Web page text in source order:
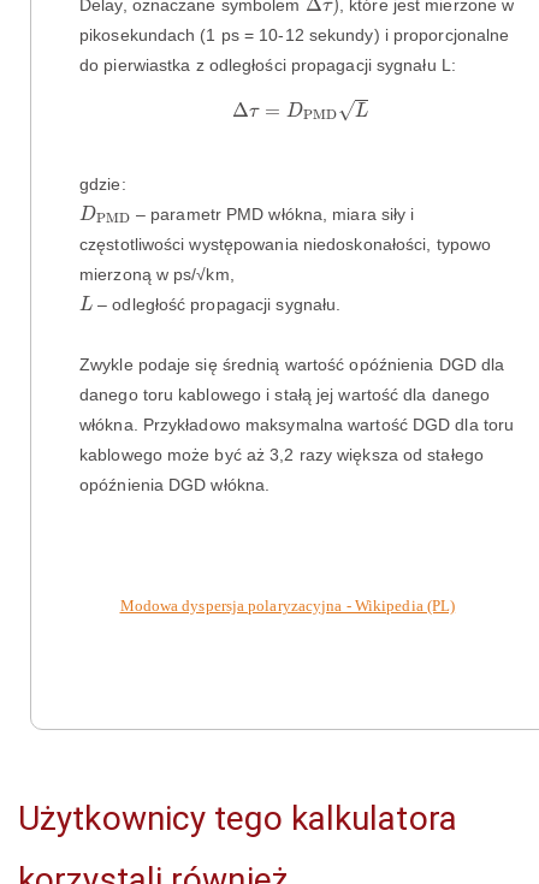
Delay, oznaczane symbolem τ
, które jest mierzone w
pikosekundach (1 ps = 10-12 sekundy) i proporcjonalne
do pierwiastka z odległości propagacji sygnału L:
Δτ = DPMD√L
DPMD
gdzie:
DPMD
DPMD – parametr PMD włókna, miara siły i
częstotliwości występowania niedoskonałości, typowo
mierzoną w ps/√km,
L
L – odległość propagacji sygnału.
Zwykle podaje się średnią wartość opóźnienia DGD dla
danego toru kablowego i stałą jej wartość dla danego
włókna. Przykładowo maksymalna wartość DGD dla toru
kablowego może być aż 3,2 razy większa od stałego
opóźnienia DGD włókna.
Modowa dyspersja polaryzacyjna - Wikipedia (PL)
Użytkownicy tego kalkulatora